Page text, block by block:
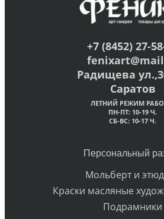
+7 (8452) 27-
Радищева
Саратов
ЛЕТНИЙ РЕЖИМ
ПН-ПТ: 10-19 Ч.
СБ-ВС: 10-17 Ч.
Персональный
Мольберт и
Краски масляные
Подрамники